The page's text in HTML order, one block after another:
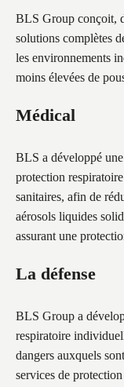
BLS Group conçoit,
solutions complètes
les environnements
moins élevées de
Médical
BLS a développé
protection
sanitaires, afin de
aérosols liquides
assurant une
La défense
BLS Group a
respiratoire
dangers auxquels
services de